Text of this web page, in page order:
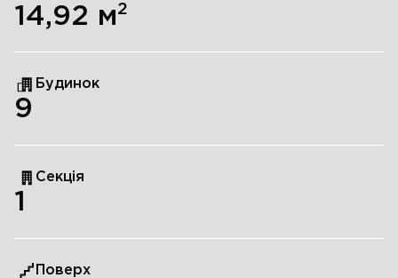
14,92 м2
Будинок
9
Секція
1
Поверх